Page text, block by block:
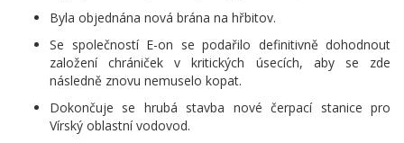
Byla objednána nová brána na hřbitov.
Se společností E-on se podařilo definitivně dohodnout
založení chrániček v kritických úsecích, aby se zde
následně znovu nemuselo kopat.
Dokončuje se hrubá stavba nové čerpací stanice pro
Vírský oblastní vodovod.